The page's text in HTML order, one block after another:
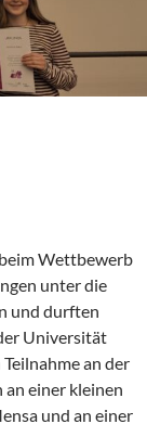
Wettbewerb
unter die
und durften
Universität
an der
an einer kleinen
und an einer